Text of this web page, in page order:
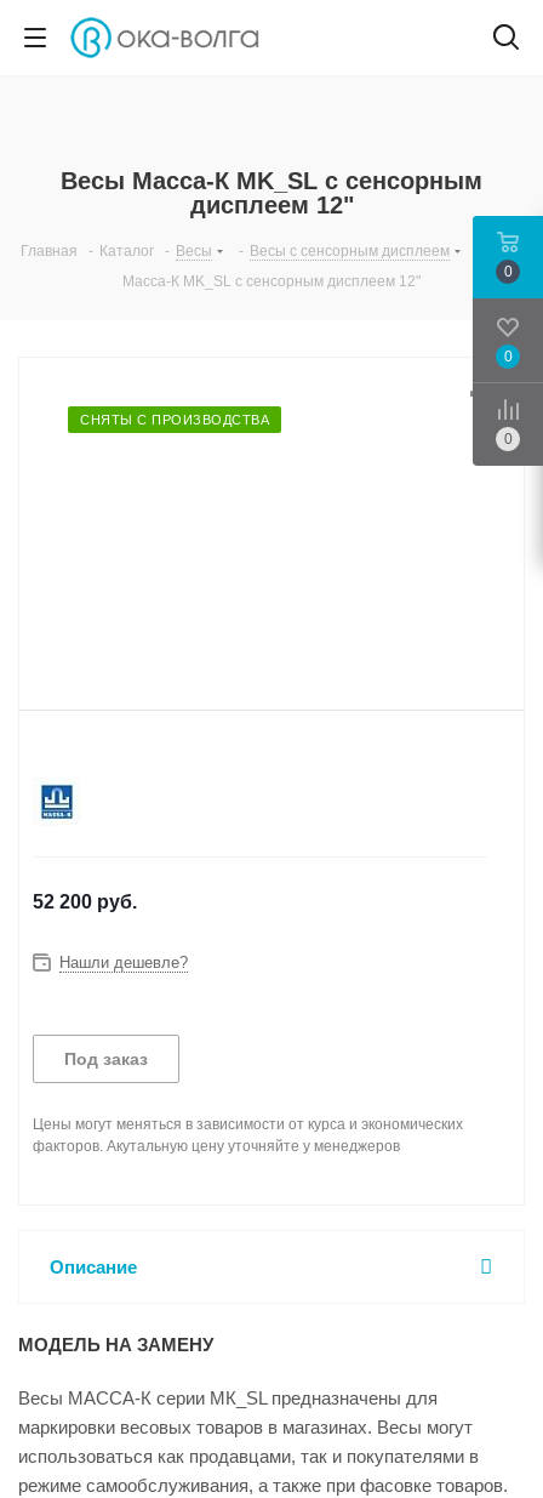
Весы Масса-К MK_SL с сенсорным
дисплеем 12"
Главная - Каталог - Весы - Весы с сенсорным дисплеем
Весы
Масса-К MK_SL с сенсорным дисплеем 12"
СНЯТЫ С ПРОИЗВОДСТВА
52 200 руб.
Нашли дешевле?
Под заказ
Цены могут меняться в зависимости от курса и экономических
факторов. Акутальную цену уточняйте у менеджеров
Описание
МОДЕЛЬ НА ЗАМЕНУ
Весы МАССА-К серии МК_SL предназначены для
маркировки весовых товаров в магазинах. Весы могут
использоваться как продавцами, так и покупателями в
режиме самообслуживания, а также при фасовке товаров.
0
0
0